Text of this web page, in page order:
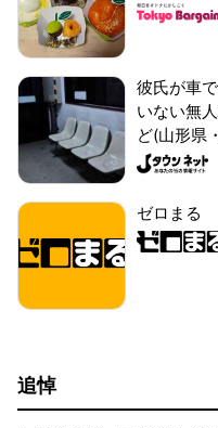
彼氏が車
いない無
ど(山形県
ゼロまる
追悼